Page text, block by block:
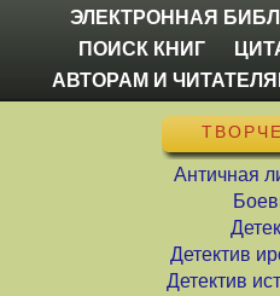
ЭЛЕКТРОННАЯ
ПОИСК КНИГ
АВТОРАМ И
Античная
Детектив
Детектив